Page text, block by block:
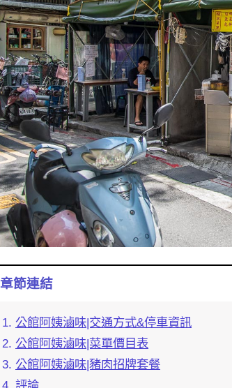
章節連結
公館阿姨滷味|交通方式&停車資訊
公館阿姨滷味|菜單價目表
公館阿姨滷味|豬肉招牌套餐
評論